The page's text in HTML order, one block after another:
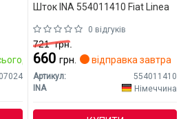
Шток INA 554011410 Fiat Linea
0 відгуків
721грн.
660 грн. відправка завтра
Артикул:
554011410
INA
Німеччина